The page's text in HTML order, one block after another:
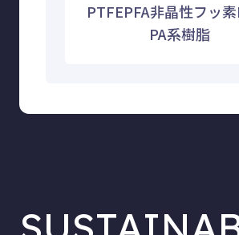
PTFEPFA非晶性フッ素
PA系樹脂